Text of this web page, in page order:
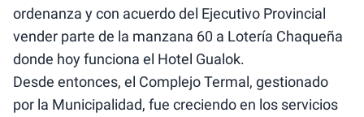
ordenanza y con acuerdo del Ejecutivo Provincial
vender parte de la manzana 60 a Lotería Chaqueña
donde hoy funciona el Hotel Gualok.
Desde entonces, el Complejo Termal, gestionado
por la Municipalidad, fue creciendo en los servicios